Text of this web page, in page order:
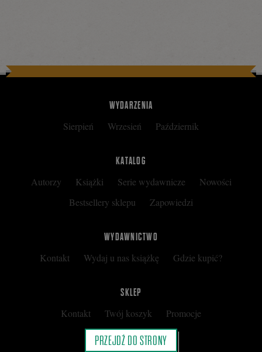
WYDARZENIA
Sierpień Wrzesień Październik
KATALOG
Autorzy Książki Serie wydawnicze
Nowości
Bestsellery sklepu
Zapowiedzi
WYDAWNICTWO
Kontakt Wydaj u nas książkę Gdzie kupić?
SKLEP
Kontakt Twój koszyk
Promocje
Kup kartę podarunkową
Nota prawna
PRZEJDŹ DO STRONY